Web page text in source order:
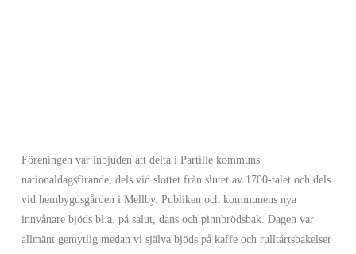
Föreningen var inbjuden att delta i Partille kommuns
nationaldagsfirande, dels vid slottet från slutet av 1700-talet och dels
vid hembygdsgården i Mellby. Publiken och kommunens nya
innvånare bjöds bl.a. på salut, dans och pinnbrödsbak. Dagen var
allmänt gemytlig medan vi själva bjöds på kaffe och rulltårtsbakelser